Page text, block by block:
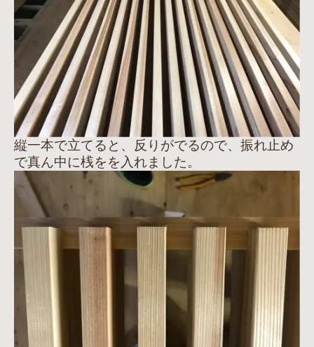
縦一本で立てると、反りがでるので、振れ止め
で真ん中に桟をを入れました。